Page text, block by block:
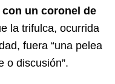
con un coronel de
la trifulca, ocurrida
fuera “una pelea
o discusión”.